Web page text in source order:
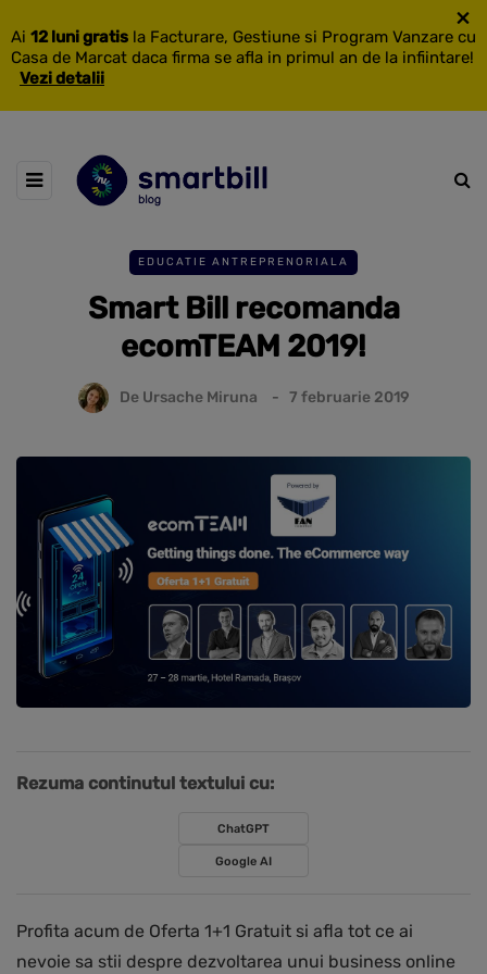
Ai 12 luni gratis la Facturare, Gestiune si Program Vanzare cu
Casa de Marcat daca firma se afla in primul an de la infiintare!
Vezi detalii
×
EDUCATIE ANTREPRENORIALA
Smart Bill recomanda
ecomTEAM 2019!
De Ursache Miruna 7 februarie 2019
Rezuma continutul textului cu:
ChatGPT
Google AI
Profita acum de Oferta 1+1 Gratuit si afla tot ce ai
nevoie sa stii despre dezvoltarea unui business online